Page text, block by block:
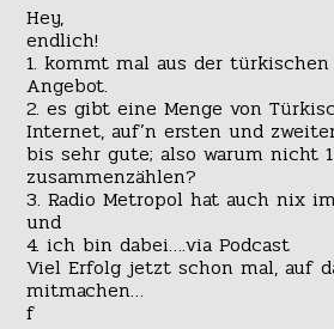
Hey,
endlich!
1. kommt mal aus der
Angebot.
2. es gibt eine Menge von
Internet, auf’n ersten und
bis sehr gute; also warum nicht
zusammenzählen?
3. Radio Metropol hat auch nix
und
4. ich bin dabei….via Podcast
Viel Erfolg jetzt schon mal, auf
mitmachen…
f